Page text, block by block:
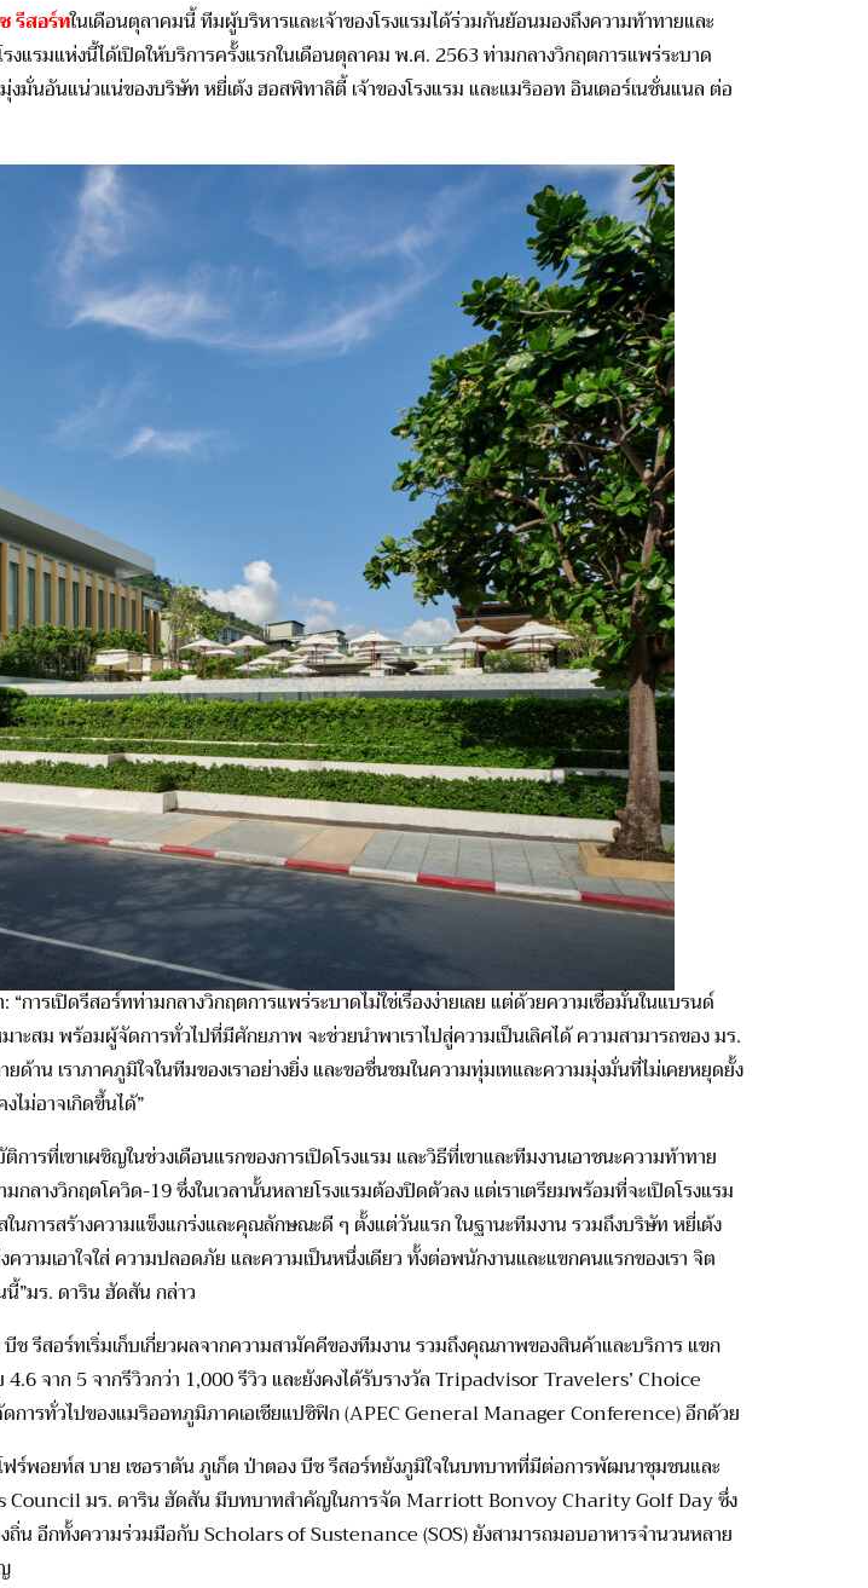
รีสอร์ทในเดือนตุลาคมนี้ ทีมผู้บริหารและเจ้าของโรงแรมได้ร่วมกันย้อนมองถึงความท้าทายและ
แรมแห่งนี้ได้เปิดให้บริการครั้งแรกในเดือนตุลาคม พ.ศ.2563ท่ามกลางวิกฤตการแพร่ระบาด
งมั่นอันแน่วแน่ของบริษัท หยี่เต้ง ฮอสพิทาลิตี้ เจ้าของโรงแรม และแมริออท อินเตอร์เนชั่นแนล ต่อ
“การเปิดรีสอร์ทท่ามกลางวิกฤตการแพร่ระบาดไม่ใช่เรื่องง่ายเลย แต่ด้วยความเชื่อมั่นในแบรนด์
ะสม พร้อมผู้จัดการทั่วไปที่มีศักยภาพ จะช่วยนำพาเราไปสู่ความเป็นเลิศได้ ความสามารถของ มร.
ด้าน เราภาคภูมิใจในทีมของเราอย่างยิ่ง และขอชื่นชมในความทุ่มเทและความมุ่งมั่นที่ไม่เคยหยุดยั้ง
ไม่อาจเกิดขึ้นได้”
ารที่เขาเผชิญในช่วงเดือนแรกของการเปิดโรงแรม และวิธีที่เขาและทีมงานเอาชนะความท้าทาย
กลางวิกฤตโควิด-19 ซึ่งในเวลานั้นหลายโรงแรมต้องปิดตัวลง แต่เราเตรียมพร้อมที่จะเปิดโรงแรม
นการสร้างความแข็งแกร่งและคุณลักษณะดี ๆ ตั้งแต่วันแรก ในฐานะทีมงาน รวมถึงบริษัท หยี่เต้ง
ามเอาใจใส่ ความปลอดภัย และความเป็นหนึ่งเดียว ทั้งต่อพนักงานและแขกคนแรกของเรา จิต
”มร. ดาริน ฮัดสัน กล่าว
รีสอร์ทเริ่มเก็บเกี่ยวผลจากความสามัคคีของทีมงาน รวมถึงคุณภาพของสินค้าและบริการ แขก
จาก 5 จากรีวิวกว่า 1,000 รีวิว และยังคงได้รับรางวัล Tripadvisor Travelers’ Choice
ดการทั่วไปของแมริออทภูมิภาคเอเชียแปซิฟิก (APEC General Manager Conference) อีกด้วย
ร์พอยท์ส บาย เชอราตัน ภูเก็ต ป่าตอง บีช รีสอร์ทยังภูมิใจในบทบาทที่มีต่อการพัฒนาชุมชนและ
มร. ดาริน ฮัดสัน มีบทบาทสำคัญในการจัด Marriott Bonvoy Charity Golf Day ซึ่ง
อีกทั้งความร่วมมือกับ Scholars of Sustenance (SOS) ยังสามารถมอบอาหารจำนวนหลาย